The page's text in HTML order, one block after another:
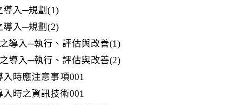
導入─規劃(1)
導入─規劃(2)
導入─執行、評估與改善(1)
導入─執行、評估與改善(2)
時應注意事項001
時之資訊技術001